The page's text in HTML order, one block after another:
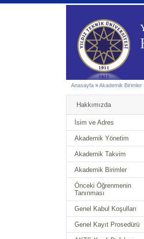
Anasayfa »Akademik Birimler
Hakkımızda
İsim ve Adres
Akademik Yönetim
Akademik Takvim
Akademik Birimler
Önceki Öğrenmenin
Tanınması
Genel Kabul Koşulları
Genel Kayıt Prosedürü